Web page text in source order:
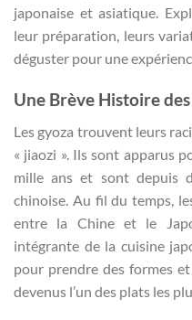
japonaise et asiatique.
leur préparation, leurs
déguster pour une
Une Brève Histoire
Les gyoza trouvent leurs
« jiaozi ». Ils sont apparus
mille ans et sont depuis
chinoise. Au fil du temps,
entre la Chine et le
intégrante de la cuisine
pour prendre des formes
devenus l’un des plats les